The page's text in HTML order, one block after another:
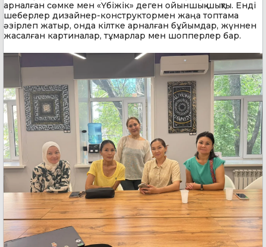
арналған сөмке мен «Үбіжік» деген ойыншық шықты. Енді
шеберлер дизайнер-конструктормен жаңа топтама
әзірлеп жатыр, онда кілтке арналған бұйымдар, жүннен
жасалған картиналар, тұмарлар мен шопперлер бар.